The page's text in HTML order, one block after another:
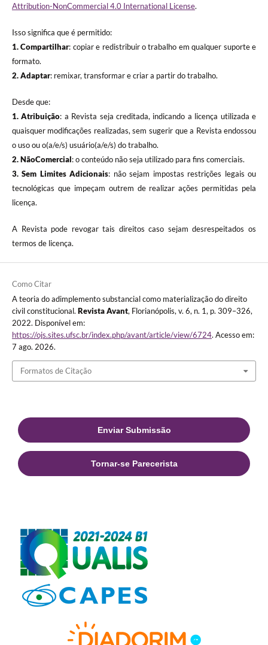
Attribution-NonCommercial 4.0 International License.
Isso significa que é permitido:
1. Compartilhar: copiar e redistribuir o trabalho em qualquer suporte e
formato.
2. Adaptar: remixar, transformar e criar a partir do trabalho.
Desde que:
1. Atribuição: a Revista seja creditada, indicando a licença utilizada e
quaisquer modificações realizadas, sem sugerir que a Revista endossou
o uso ou o(a/e/s) usuário(a/e/s) do trabalho.
2. NãoComercial: o conteúdo não seja utilizado para fins comerciais.
3.Sem Limites Adicionais: não sejam impostas restrições legais ou
tecnológicas que impeçam outrem de realizar ações permitidas pela
licença.
A Revista pode revogar tais direitos caso sejam desrespeitados os
termos de licença.
Como Citar
A teoria do adimplemento substancial como materialização do direito
civil constitucional. Revista Avant, Florianópolis, v. 6, n. 1, p. 309–326,
2022. Disponível em:
https://ojs.sites.ufsc.br/index.php/avant/article/view/6724. Acesso em:
7 ago. 2026.
Formatos de Citação
Enviar Submissão
Tornar-se Parecerista